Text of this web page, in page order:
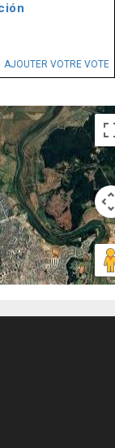
AJOUTER VOTRE VOTE